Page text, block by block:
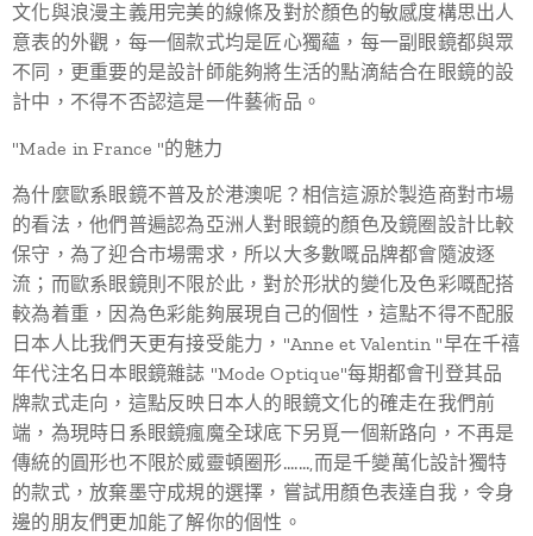
文化與浪漫主義用完美的線條及對於顏色的敏感度構思出人
意表的外觀，每一個款式均是匠心獨蘊，每一副眼鏡都與眾
不同，更重要的是設計師能夠將生活的點滴結合在眼鏡的設
計中，不得不否認這是一件藝術品。
"Made in France "的魅力
為什麼歐系眼鏡不普及於港澳呢？相信這源於製造商對市場
的看法，他們普遍認為亞洲人對眼鏡的顏色及鏡圈設計比較
保守，為了迎合市場需求，所以大多數嘅品牌都會隨波逐
流；而歐系眼鏡則不限於此，對於形狀的變化及色彩嘅配搭
較為着重，因為色彩能夠展現自己的個性，這點不得不配服
日本人比我們天更有接受能力，"Anne et Valentin "早在千禧
年代注名日本眼鏡雜誌 "Mode Optique"每期都會刊登其品
牌款式走向，這點反映日本人的眼鏡文化的確走在我們前
端，為現時日系眼鏡瘋魔全球底下另覓一個新路向，不再是
傳統的圓形也不限於威靈頓圈形.......,而是千變萬化設計獨特
的款式，放棄墨守成規的選擇，嘗試用顏色表達自我，令身
邊的朋友們更加能了解你的個性。